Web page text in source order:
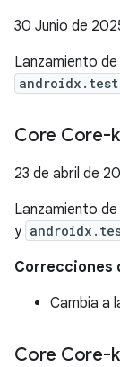
30 Junio de
Lanzamiento de
Core Core-
23 de abril de
Lanzamiento de
y
Correcciones
Cambia a
Core Core-